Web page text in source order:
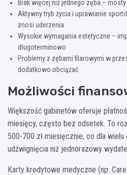
Brak więcej niż jednego zęba –
Aktywny tryb życia i uprawianie
znosi uderzenia
Wysokie wymagania estetyczne –
długoterminowo
Problemy z zębami filarowymi w
dodatkowo obciążać
Możliwości
Większość gabinetów oferuje
miesięcy, często bez odsetek. To
500-700 zł miesięcznie, co dla
udźwignięcia niż jednorazowy
Karty kredytowe medyczne (np.